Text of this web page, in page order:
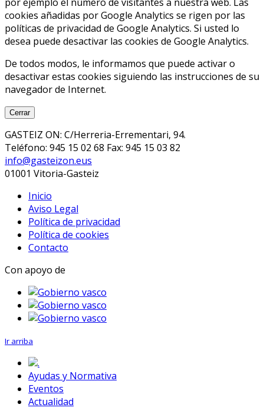
cookies añadidas por Google Analytics se rigen por las
políticas de privacidad de Google Analytics. Si usted lo
desea puede desactivar las cookies de Google Analytics.
De todos modos, le informamos que puede activar o
desactivar estas cookies siguiendo las instrucciones de su
navegador de Internet.
Cerrar
GASTEIZ ON: C/Herreria-Errementari, 94.
Teléfono: 945 15 02 68 Fax: 945 15 03 82
info@gasteizon.eus
01001 Vitoria-Gasteiz
Inicio
Aviso Legal
Política de privacidad
Política de cookies
Contacto
Con apoyo de
Ir arriba
.
Ayudas y Normativa
Eventos
Actualidad